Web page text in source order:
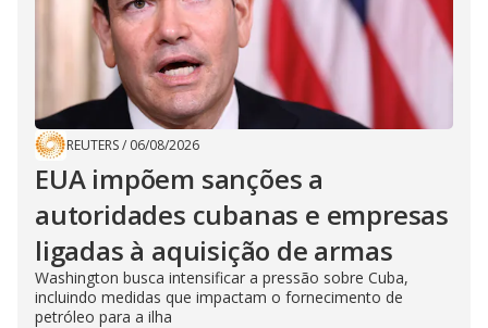
REUTERS/ 06/08/2026
EUA impõem sanções a
autoridades cubanas e empresas
ligadas à aquisição de armas
Washington busca intensificar a pressão sobre Cuba,
incluindo medidas que impactam o fornecimento de
petróleo para a ilha